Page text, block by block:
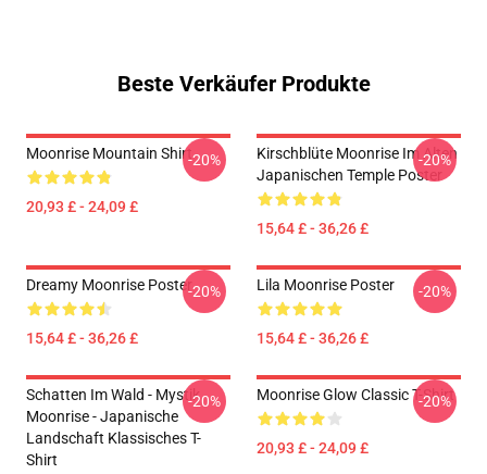
Beste Verkäufer Produkte
Moonrise Mountain Shirt
20,93 £ - 24,09 £
-20%
Kirschblüte Moonrise Im Alten
Japanischen Temple Poster
15,64 £ - 36,26 £
-20%
Dreamy Moonrise Poster
15,64 £ - 36,26 £
-20% Lila Moonrise Poster
15,64 £ - 36,26 £
-20%
Schatten Im Wald - Mystik
Moonrise - Japanische
Landschaft Klassisches T-
Shirt
-20% Moonrise Glow Classic T-Shirt
20,93 £ - 24,09 £
-20%